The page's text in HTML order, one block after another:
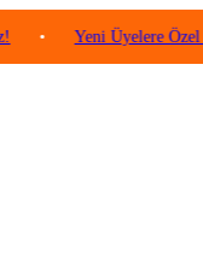
Yeni Üyelere Özel 50 TL